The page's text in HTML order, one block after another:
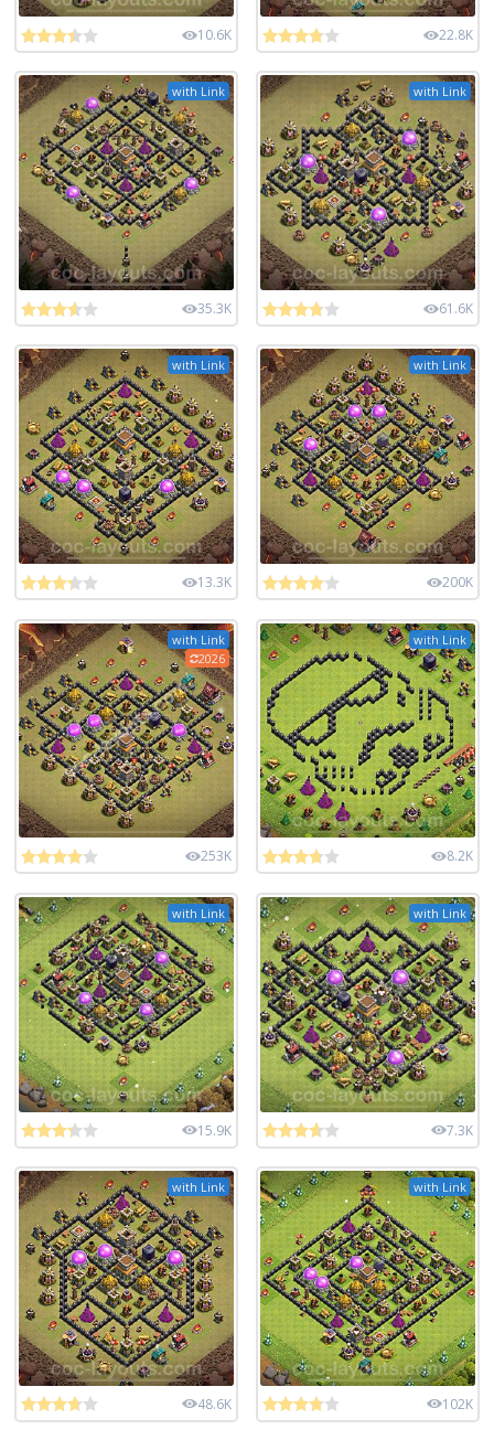
10.6K 22.8K
with Link
35.3K
with Link
61.6K
with Link
13.3K
with Link
200K
with Link
2026
253K
with Link
8.2K
with Link
15.9K
with Link
7.3K
with Link
48.6K
with Link
102K